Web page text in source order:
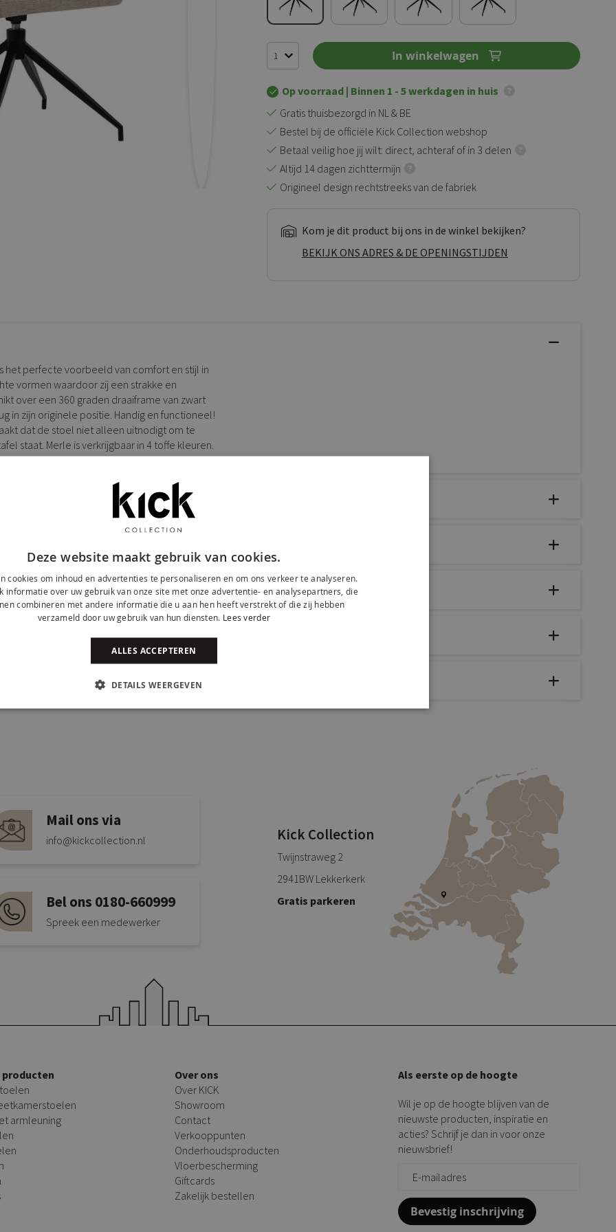
In winkelwagen
Op voorraad | Binnen 1 - 5 werkdagen in huis
Gratis thuisbezorgd in NL & BE
Bestel bij de officiële Kick Collection webshop
Betaal veilig hoe jij wilt: direct, achteraf of in 3 delen
Altijd 14 dagen zichttermijn
Origineel design rechtstreeks van de fabriek
Kom je dit product bij ons in de winkel bekijken?
BEKIJK ONS ADRES & DE OPENINGSTIJDEN
het perfecte voorbeeld van comfort en stijl in
vormen waardoor zij een strakke en
over een 360 graden draaiframe van zwart
in zijn originele positie. Handig en functioneel!
dat de stoel niet alleen uitnodigt om te
staat. Merle is verkrijgbaar in 4 toffe kleuren.
Mail ons via
info@kickcollection.nl
Bel ons 0180-660999
Spreek een medewerker
Kick Collection
Twijnstraweg 2
2941BW Lekkerkerk
Gratis parkeren
armleuning
Over ons
Over KICK
Showroom
Contact
Verkooppunten
Onderhoudsproducten
Vloerbescherming
Giftcards
Zakelijk bestellen
Als eerste op de hoogte
Wil je op de hoogte blijven van de
nieuwste producten, inspiratie en
acties? Schrijf je dan in voor onze
nieuwsbrief!
Bevestig inschrijving
Deze website maakt gebruik van cookies.
cookies om inhoud en advertenties te personaliseren en om ons verkeer te analyseren.
informatie over uw gebruik van onze site met onze advertentie- en analysepartners, die
combineren met andere informatie die u aan hen heeft verstrekt of die zij hebben
verzameld door uw gebruik van hun diensten. Lees verder
ALLES ACCEPTEREN
DETAILS WEERGEVEN